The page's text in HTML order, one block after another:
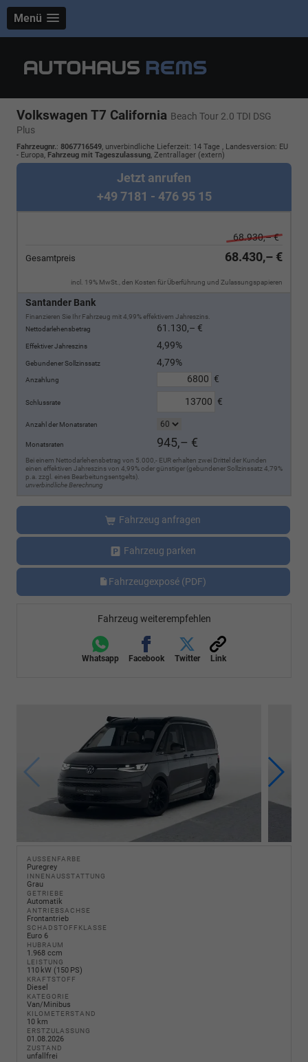
Menü
Volkswagen T7 California Beach Tour 2.0 TDI DSG
Plus
Fahrzeugnr.: 8067716549, unverbindliche Lieferzeit: 14 Tage , Landesversion: EU
- Europa, Fahrzeug mit Tageszulassung, Zentrallager (extern)
Jetzt anrufen
+49 7181 - 476 95 15
68.930,– €
Gesamtpreis 68.430,– €
incl. 19% MwSt., den Kosten für Überführung und Zulassungspapieren
Santander Bank
Finanzieren Sie Ihr Fahrzeug mit 4,99% effektivem Jahreszins.
Nettodarlehensbetrag
61.130,– €
Effektiver Jahreszins 4,99%
Gebundener Sollzinssatz 4,79%
Anzahlung €
Schlussrate €
Anzahl der Monatsraten
Monatsraten 945,– €
Bei einem Nettodarlehensbetrag von 5.000,- EUR erhalten zwei Drittel der Kunden
einen effektiven Jahreszins von 4,99% oder günstiger (gebundener Sollzinssatz 4,79%
p.a. zzgl. eines Bearbeitungsentgelts).
unverbindliche Berechnung
Fahrzeug anfragen
Fahrzeug parken
Fahrzeugexposé (PDF)
Fahrzeug weiterempfehlen
Whatsapp Facebook Twitter Link
AUSSENFARBE
Puregrey
INNENAUSSTATTUNG
Grau
GETRIEBE
Automatik
ANTRIEBSACHSE
Frontantrieb
SCHADSTOFFKLASSE
Euro 6
HUBRAUM
1.968 ccm
LEISTUNG
110 kW (150 PS)
KRAFTSTOFF
Diesel
KATEGORIE
Van/Minibus
KILOMETERSTAND
10 km
ERSTZULASSUNG
01.08.2026
ZUSTAND
unfallfrei